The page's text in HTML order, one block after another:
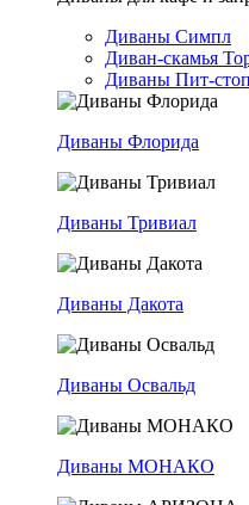
Диваны Симпл
Диван-скамья
Диваны Пит-стоп
Диваны Флорида
Диваны Тривиал
Диваны Дакота
Диваны Освальд
Диваны МОНАКО